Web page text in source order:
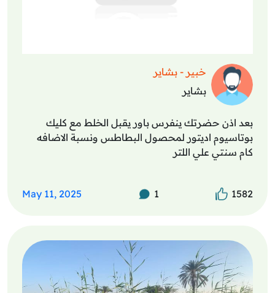
خبير - بشاير
بشاير
بعد اذن حضرتك ينفرس باور يقبل الخلط مع كليك
بوتاسيوم اديتور لمحصول البطاطس ونسبة الاضافه
كام سنتي علي اللتر
1582
1
May 11, 2025